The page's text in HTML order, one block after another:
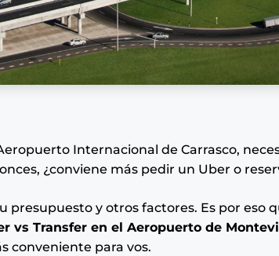
Internacional de Carrasco,
¿conviene más pedir un Uber o
presupuesto y otros factores. Es por eso
vs Transfer en el Aeropuerto de
conveniente para vos.